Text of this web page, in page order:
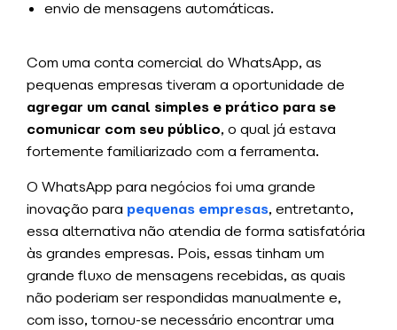
envio de mensagens automáticas.
Com uma conta comercial do WhatsApp, as
pequenas empresas tiveram a oportunidade de
agregar um canal simples e prático para se
comunicar com seu público, o qual já estava
fortemente familiarizado com a ferramenta.
O WhatsApp para negócios foi uma grande
inovação parapequenas empresas, entretanto,
essa alternativa não atendia de forma satisfatória
às grandes empresas. Pois, essas tinham um
grande fluxo de mensagens recebidas, as quais
não poderiam ser respondidas manualmente e,
com isso, tornou-se necessário encontrar uma